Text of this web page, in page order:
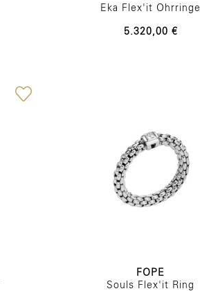
Eka Flex'it Ohrringe
5.320,00 €
FOPE
Souls Flex'it Ring